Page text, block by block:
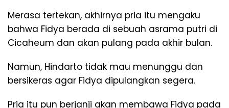
Merasa tertekan, akhirnya pria itu mengaku
bahwa Fidya berada di sebuah asrama putri di
Cicaheum dan akan pulang pada akhir bulan.
Namun, Hindarto tidak mau menunggu dan
bersikeras agar Fidya dipulangkan segera.
Pria itu pun berjanji akan membawa Fidya pada